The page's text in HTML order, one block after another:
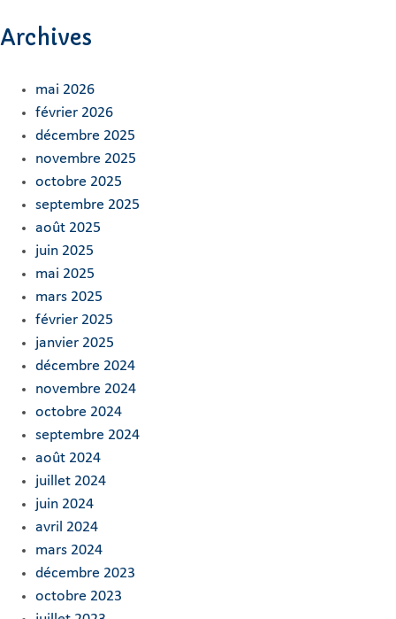
Archives
mai 2026
février 2026
décembre 2025
novembre 2025
octobre 2025
septembre 2025
août 2025
juin 2025
mai 2025
mars 2025
février 2025
janvier 2025
décembre 2024
novembre 2024
octobre 2024
septembre 2024
août 2024
juillet 2024
juin 2024
avril 2024
mars 2024
décembre 2023
octobre 2023